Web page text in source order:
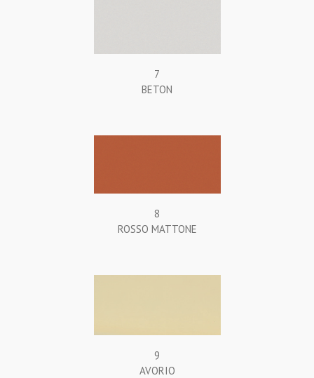
7
BETON
8
ROSSO MATTONE
9
AVORIO